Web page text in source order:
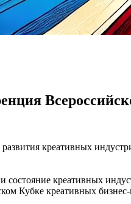
креативных
креативных
Кубке креативных